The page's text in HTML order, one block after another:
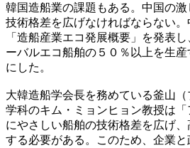
韓国造船業の課題もある。中国の激
技術格差を広げなければならない。
「造船産業エコ発展概要」を発表
ーバルエコ船舶の５０％以上を生
にした。
大韓造船学会長を務めている釜山
学科のキム・ミョンヒョン教授は
にやさしい船舶の技術格差を広げ
する必要がある。このため、企業